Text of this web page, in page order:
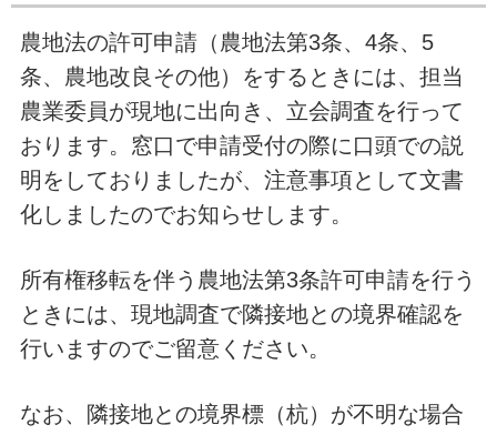
農地法の許可申請（農地法第3条、4条、5
条、農地改良その他）をするときには、担当
農業委員が現地に出向き、立会調査を行って
おります。窓口で申請受付の際に口頭での説
明をしておりましたが、注意事項として文書
化しましたのでお知らせします。
所有権移転を伴う農地法第3条許可申請を行う
ときには、現地調査で隣接地との境界確認を
行いますのでご留意ください。
なお、隣接地との境界標（杭）が不明な場合